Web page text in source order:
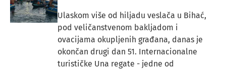
Ulaskom više od hiljadu veslača u Bihać,
pod veličanstvenom bakljadom i
ovacijama okupljenih građana, danas je
okončan drugi dan 51. Internacionalne
turističke Una regate - jedne od